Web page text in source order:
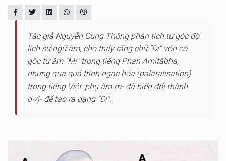
Tác giả Nguyễn Cung Thông phân tích từ góc độ
lịch sử ngữ âm, cho thấy rằng chữ “Di” vốn có
gốc từ âm “Mi” trong tiếng Phạn Amitābha,
nhưng qua quá trình ngạc hóa (palatalisation)
trong tiếng Việt, phụ âm m- đã biến đổi thành
d-/j- để tạo ra dạng “Di”.